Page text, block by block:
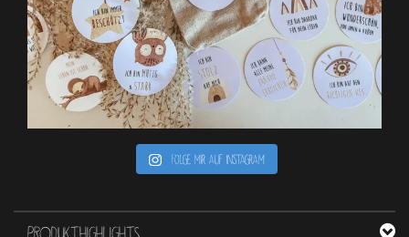
Folge mir auf Instagram
PRODUKTHIGHLIGHTS